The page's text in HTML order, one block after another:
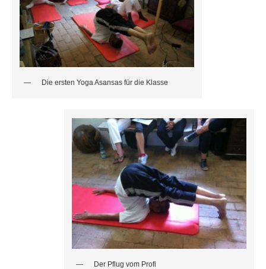
Die ersten Yoga Asansas für die Klasse
Der Pflug vom Profi